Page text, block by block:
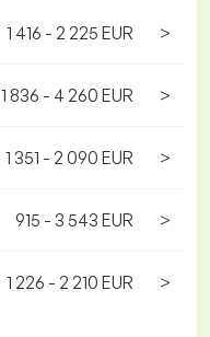
1 416 - 2 225 EUR >
1 836 - 4 260 EUR >
1 351 - 2 090 EUR >
915 - 3 543 EUR >
1 226 - 2 210 EUR >